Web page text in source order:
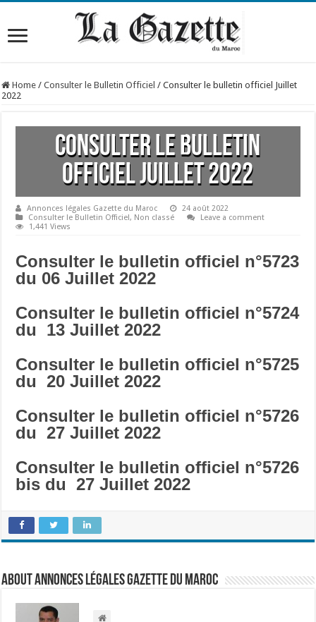
Home / Consulter le Bulletin Officiel / Consulter le bulletin officiel Juillet
2022
Consulter le bulletin
officiel Juillet 2022
Annonces légales Gazette du Maroc
24 août 2022
Consulter le Bulletin Officiel, Non classé
Leave a comment
1,441 Views
Consulter le bulletin officiel n°5723
du 06 Juillet 2022
Consulter le bulletin officiel n°5724
du 13 Juillet 2022
Consulter le bulletin officiel n°5725
du 20 Juillet 2022
Consulter le bulletin officiel n°5726
du 27 Juillet 2022
Consulter le bulletin officiel n°5726
bis du 27 Juillet 2022
About Annonces légales Gazette du Maroc